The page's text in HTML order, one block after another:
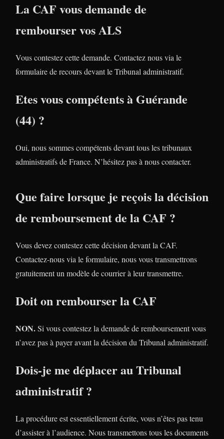
La CAF vous demande de
rembourser vos ALS
Vous contestez cette demande. Contactez nous via le
formulaire de recours devant le Tribunal administratif.
Etes vous compétents à Guérande
(44) ?
Oui, nous sommes compétents devant tous les tribunaux
administratifs de France. N’hésitez pas à nous contacter.
Que faire lorsque je reçois la décision
de remboursement de la CAF ?
Vous devez contestez cette décision devant la CAF.
Contactez-nous via le formulaire, nous vous transmettrons
gratuitement un modèle de courrier à leur transmettre.
Doit on rembourser la CAF
NON.Si vous contestez la demande de remboursement vous
n’avez pas à payer avant la décision du Tribunal administratif.
Dois-je me déplacer au Tribunal
administratif ?
La procédure est essentiellement écrite, vous n’êtes pas tenu
d’assister à l’audience. Nous transmettons tous les documents